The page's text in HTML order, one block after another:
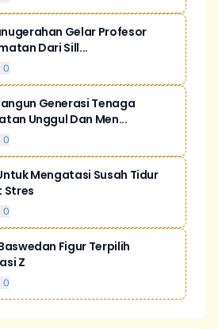
Gelar Profesor
Dari Sill...
0
Generasi Tenaga
Unggul Dan Men...
0
Mengatasi Susah Tidur
Stres
0
Figur Terpilih
Z
0